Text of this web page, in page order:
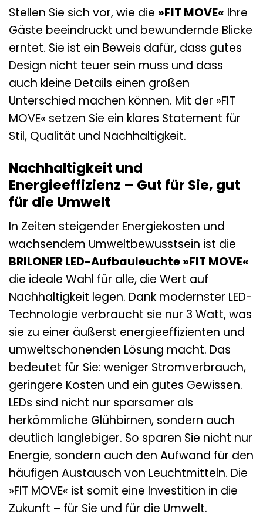
Stellen Sie sich vor, wie die »FIT MOVE« Ihre
Gäste beeindruckt und bewundernde Blicke
erntet. Sie ist ein Beweis dafür, dass gutes
Design nicht teuer sein muss und dass
auch kleine Details einen großen
Unterschied machen können. Mit der »FIT
MOVE« setzen Sie ein klares Statement für
Stil, Qualität und Nachhaltigkeit.
Nachhaltigkeit und
Energieeffizienz – Gut für Sie, gut
für die Umwelt
In Zeiten steigender Energiekosten und
wachsendem Umweltbewusstsein ist die
BRILONER LED-Aufbauleuchte »FIT MOVE«
die ideale Wahl für alle, die Wert auf
Nachhaltigkeit legen. Dank modernster LED-
Technologie verbraucht sie nur 3 Watt, was
sie zu einer äußerst energieeffizienten und
umweltschonenden Lösung macht. Das
bedeutet für Sie: weniger Stromverbrauch,
geringere Kosten und ein gutes Gewissen.
LEDs sind nicht nur sparsamer als
herkömmliche Glühbirnen, sondern auch
deutlich langlebiger. So sparen Sie nicht nur
Energie, sondern auch den Aufwand für den
häufigen Austausch von Leuchtmitteln. Die
»FIT MOVE« ist somit eine Investition in die
Zukunft – für Sie und für die Umwelt.